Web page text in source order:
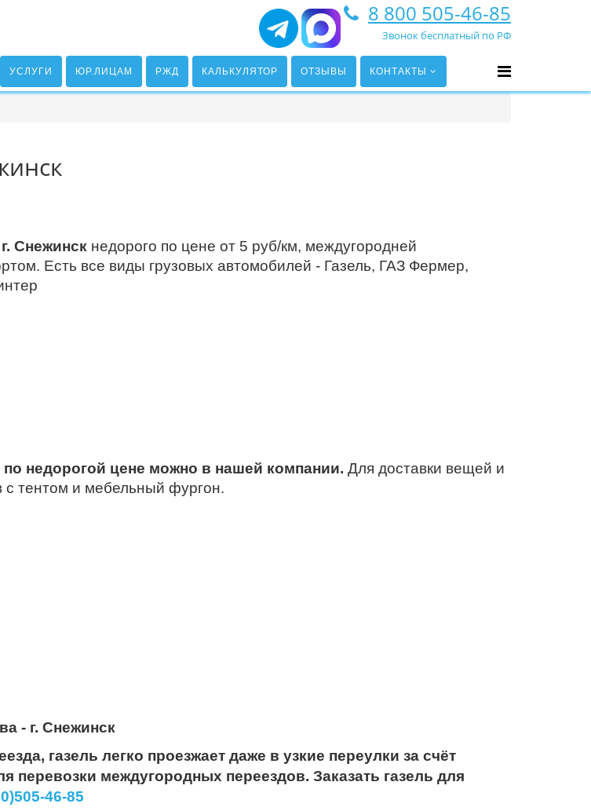
8 800 505-46-85
Звонок бесплатный по РФ
УСЛУГИ ЮР.ЛИЦАМ РЖД КАЛЬКУЛЯТОР ОТЗЫВЫ КОНТАКТЫ
Снежинск недорого по цене от 5 руб/км, междугородней
Есть все виды грузовых автомобилей - Газель, ГАЗ Фермер,
по недорогой цене можно в нашей компании. Для доставки вещей и
с тентом и мебельный фургон.
- г. Снежинск
газель легко проезжает даже в узкие переулки за счёт
перевозки междугородных переездов. Заказать газель для
46-85